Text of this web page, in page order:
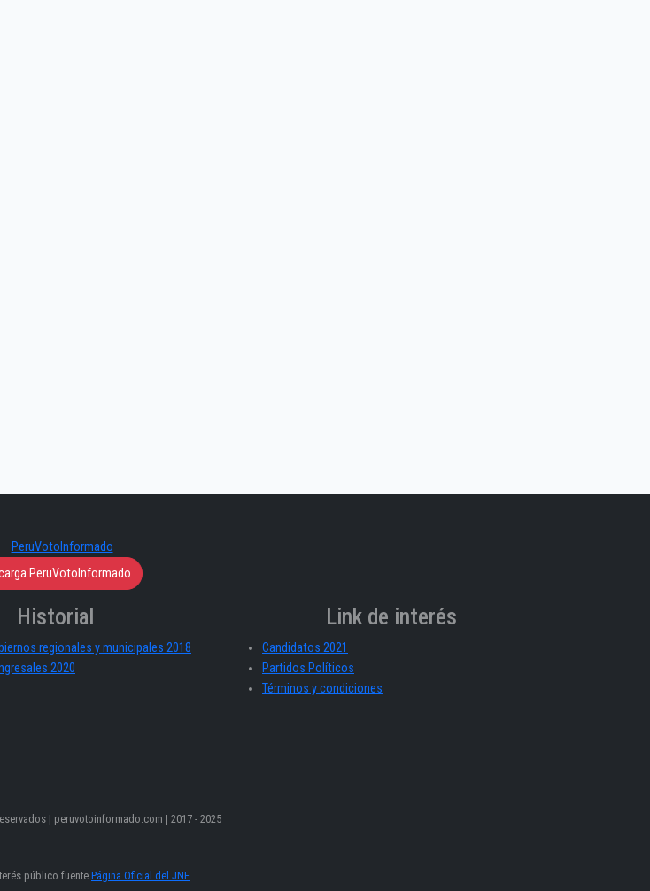
PeruVotoInformado
Historial
regionales y municipales 2018
2020
Link de interés
Candidatos 2021
Partidos Políticos
Términos y condiciones
| peruvotoinformado.com | 2017 - 2025
público fuente Página Oficial del JNE